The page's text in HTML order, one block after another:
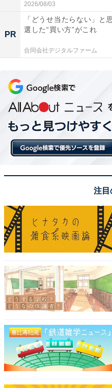
引が訛って「しょーぴき」
いつもより人の少ない
「東京なので特別変わった
のころはクラスメイトの多
ったり、街中も帰省で人が
有の静かな東京の雰囲気が
という友達と遊んだり、い
しむ習慣はありました（40
お正月の人がいない東京
ね。帰省しない居残り組の
ところでしょうか。
2026/08/03
PR
「どうせ当たらない」と
選した“買い方”がこれ
合同会社デジタルファーム
注目